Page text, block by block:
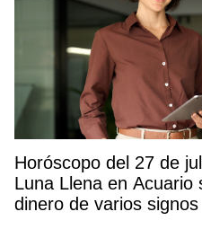
Horóscopo del 27 de
Luna Llena en Acuario
dinero de varios signos